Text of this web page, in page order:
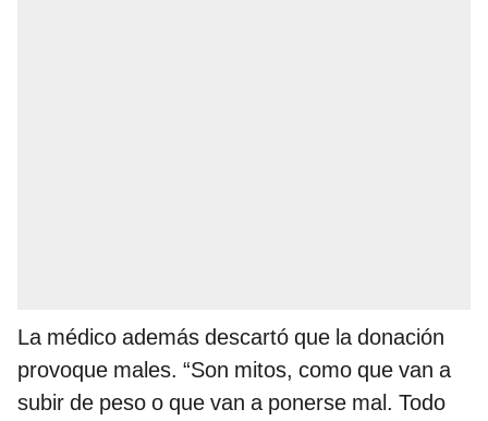
La médico además descartó que la donación
provoque males. “Son mitos, como que van a
subir de peso o que van a ponerse mal. Todo